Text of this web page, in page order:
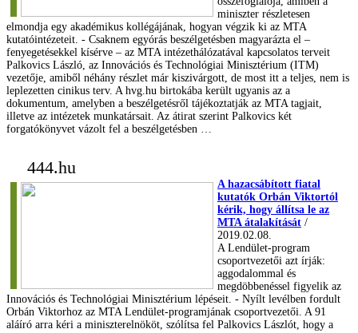
miniszter részletesen
elmondja egy akadémikus kollégájának, hogyan végzik ki az MTA
kutatóintézeteit. - Csaknem egyórás beszélgetésben magyarázta el –
fenyegetésekkel kísérve – az MTA intézethálózatával kapcsolatos terveit
Palkovics László, az Innovációs és Technológiai Minisztérium (ITM)
vezetője, amiből néhány részlet már kiszivárgott, de most itt a teljes, nem is
leplezetten cinikus terv. A hvg.hu birtokába került ugyanis az a
dokumentum, amelyben a beszélgetésről tájékoztatják az MTA tagjait,
illetve az intézetek munkatársait. Az átirat szerint Palkovics két
forgatókönyvet vázolt fel a beszélgetésben …
444.hu
A hazacsábított fiatal
kutatók Orbán Viktortól
kérik, hogy állítsa le az
MTA átalakítását /
2019.02.08.
A Lendület-program
csoportvezetői azt írják:
aggodalommal és
megdöbbenéssel figyelik az
Innovációs és Technológiai Minisztérium lépéseit. - Nyílt levélben fordult
Orbán Viktorhoz az MTA Lendület-programjának csoportvezetői. A 91
aláíró arra kéri a miniszterelnököt, szólítsa fel Palkovics Lászlót, hogy a